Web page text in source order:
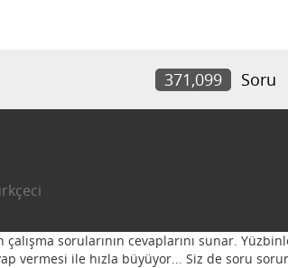
371,099 Soru
sorularının cevaplarını sunar.
vermesi ile hızla büyüyor... Siz de soru